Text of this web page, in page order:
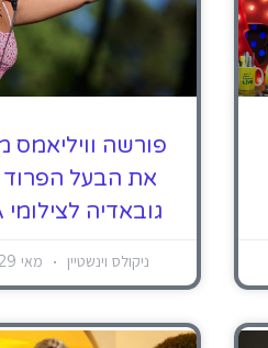
פורשה
את הבעל הפרוד
גובאדיה לצילומי RHOA
ניקולס וינשטיין מאי 29, 2024